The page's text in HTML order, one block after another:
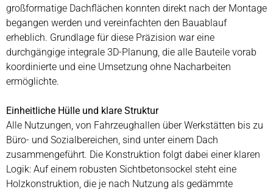
großformatige Dachflächen konnten direkt nach der Montage
begangen werden und vereinfachten den Bauablauf
erheblich. Grundlage für diese Präzision war eine
durchgängige integrale 3D-Planung, die alle Bauteile vorab
koordinierte und eine Umsetzung ohne Nacharbeiten
ermöglichte.
Einheitliche Hülle und klare Struktur
Alle Nutzungen, von Fahrzeughallen über Werkstätten bis zu
Büro- und Sozialbereichen, sind unter einem Dach
zusammengeführt. Die Konstruktion folgt dabei einer klaren
Logik: Auf einem robusten Sichtbetonsockel steht eine
Holzkonstruktion, die je nach Nutzung als gedämmte